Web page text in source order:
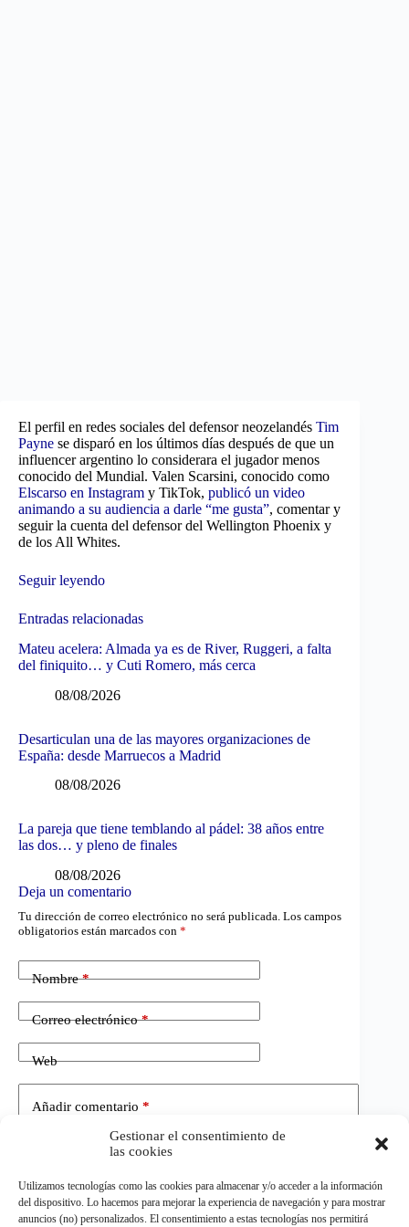
Gestionar el consentimiento de
las cookies
Utilizamos tecnologías como las cookies para almacenar y/o acceder a la información
del dispositivo. Lo hacemos para mejorar la experiencia de navegación y para mostrar
anuncios (no) personalizados. El consentimiento a estas tecnologías nos permitirá
El perfil en redes sociales del defensor neozelandés Tim
Payne se disparó en los últimos días después de que un
influencer argentino lo considerara el jugador menos
conocido del Mundial. Valen Scarsini, conocido como
Elscarso en Instagram y TikTok, publicó un video
animando a su audiencia a darle “me gusta”, comentar y
seguir la cuenta del defensor del Wellington Phoenix y
de los All Whites.
Seguir leyendo
Entradas relacionadas
Mateu acelera: Almada ya es de River, Ruggeri, a falta
del finiquito… y Cuti Romero, más cerca
08/08/2026
Desarticulan una de las mayores organizaciones de
España: desde Marruecos a Madrid
08/08/2026
La pareja que tiene temblando al pádel: 38 años entre
las dos… y pleno de finales
08/08/2026
Deja un comentario
Tu dirección de correo electrónico no será publicada. Los campos
obligatorios están marcados con *
Nombre*
Correo electrónico*
Web
Añadir comentario *